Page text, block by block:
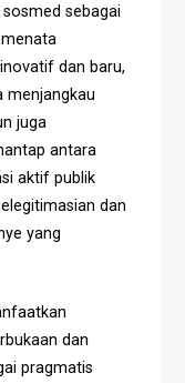
sebagai
dan baru,
menjangkau
juga
antara
aktif publik
dan
yang
dan
pragmatis